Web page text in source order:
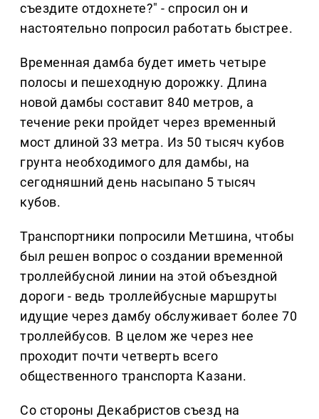
съездите отдохнете?" - спросил он и
настоятельно попросил работать быстрее.
Временная дамба будет иметь четыре
полосы и пешеходную дорожку. Длина
новой дамбы составит 840 метров, а
течение реки пройдет через временный
мост длиной 33 метра. Из 50 тысяч кубов
грунта необходимого для дамбы, на
сегодняшний день насыпано 5 тысяч
кубов.
Транспортники попросили Метшина, чтобы
был решен вопрос о создании временной
троллейбусной линии на этой объездной
дороги - ведь троллейбусные маршруты
идущие через дамбу обслуживает более 70
троллейбусов. В целом же через нее
проходит почти четверть всего
общественного транспорта Казани.
Со стороны Декабристов съезд на